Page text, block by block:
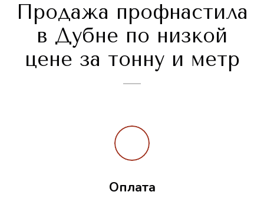
Продажа профнастила
в Дубне по низкой
цене за тонну и метр
Оплата